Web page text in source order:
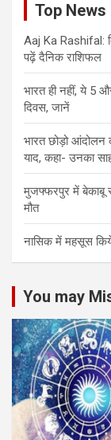
Top News
Aaj Ka Rashifal:
पढ़ें दैनिक राशिफल
भारत ही नहीं, ये 5
दिवस, जानें
भारत छोड़ो आंदोलन
याद, कहा- उनका
मुजफ्फरपुर में बेकाबू
मौत
नासिक में महसूस
You may